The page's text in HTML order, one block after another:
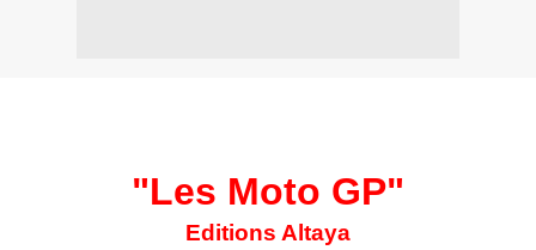
"Les Moto GP"
Editions Altaya